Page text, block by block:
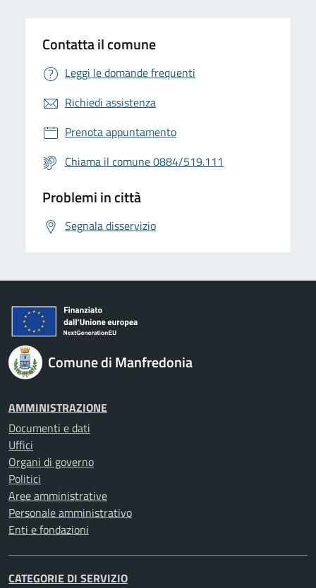
Contatta il comune
Leggi le domande frequenti
Richiedi assistenza
Prenota appuntamento
Chiama il comune 0884/519.111
Problemi in città
Segnala disservizio
Comune di Manfredonia
AMMINISTRAZIONE
Documenti e dati
Uffici
Organi di governo
Politici
Aree amministrative
Personale amministrativo
Enti e fondazioni
CATEGORIE DI SERVIZIO